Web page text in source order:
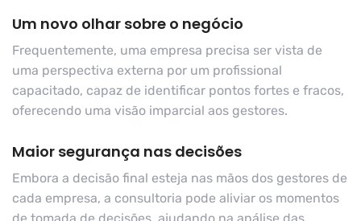
Um novo olhar sobre o negócio
Frequentemente, uma empresa precisa ser vista de
uma perspectiva externa por um profissional
capacitado, capaz de identificar pontos fortes e fracos,
oferecendo uma visão imparcial aos gestores.
Maior segurança nas decisões
Embora a decisão final esteja nas mãos dos gestores de
cada empresa, a consultoria pode aliviar os momentos
de tomada de decisões, ajudando na análise das